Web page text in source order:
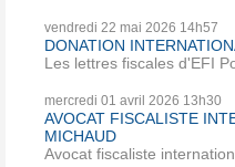
vendredi 22 mai 2026 14h57
DONATION
Les lettres fiscales d'EFI
mercredi 01 avril 2026 13h30
AVOCAT FISCALISTE
MICHAUD
Avocat fiscaliste